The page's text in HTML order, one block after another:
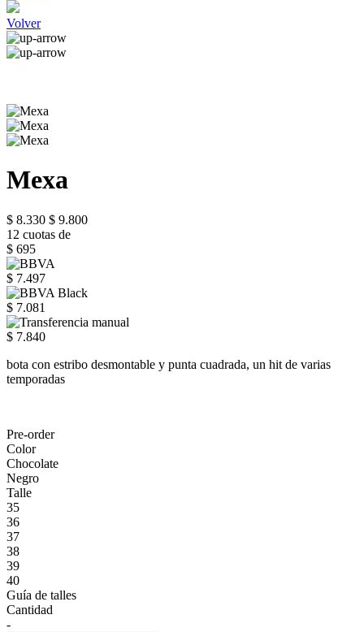
Volver
Mexa
$ 8.330 $ 9.800
12 cuotas de
$ 695
$ 7.497
$ 7.081
$ 7.840
bota con estribo desmontable y punta cuadrada, un hit de varias
temporadas
Pre-order
Color
Chocolate
Negro
Talle
35
36
37
38
39
40
Guía de talles
Cantidad
-